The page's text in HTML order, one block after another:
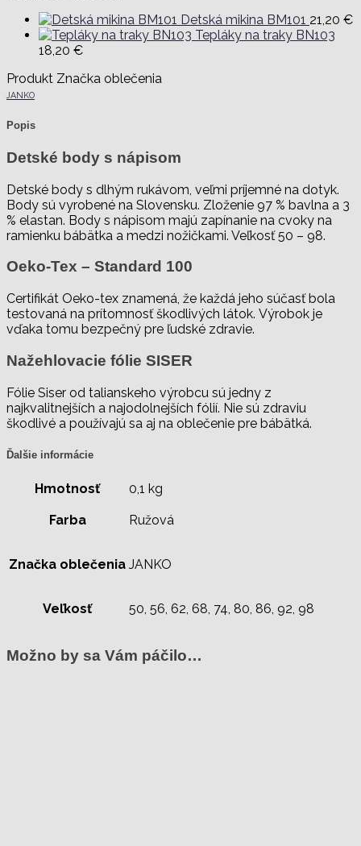
Detská mikina BM101 21,20 €
Tepláky na traky BN103
18,20 €
Produkt Značka oblečenia
JANKO
Popis
Detské body s nápisom
Detské body s dlhým rukávom, veľmi príjemné na dotyk.
Body sú vyrobené na Slovensku. Zloženie 97 % bavlna a 3
% elastan. Body s nápisom majú zapínanie na cvoky na
ramienku bábätka a medzi nožičkami. Veľkosť 50 – 98.
Oeko-Tex – Standard 100
Certifikát Oeko-tex znamená, že každá jeho súčasť bola
testovaná na prítomnosť škodlivých látok. Výrobok je
vďaka tomu bezpečný pre ľudské zdravie.
Nažehlovacie fólie SISER
Fólie Siser od talianskeho výrobcu sú jedny z
najkvalitnejších a najodolnejších fólií. Nie sú zdraviu
škodlivé a používajú sa aj na oblečenie pre bábätká.
Ďalšie informácie
Hmotnosť 0,1 kg
Farba Ružová
Značka oblečenia JANKO
Veľkosť 50, 56, 62, 68, 74, 80, 86, 92, 98
Možno by sa Vám páčilo…